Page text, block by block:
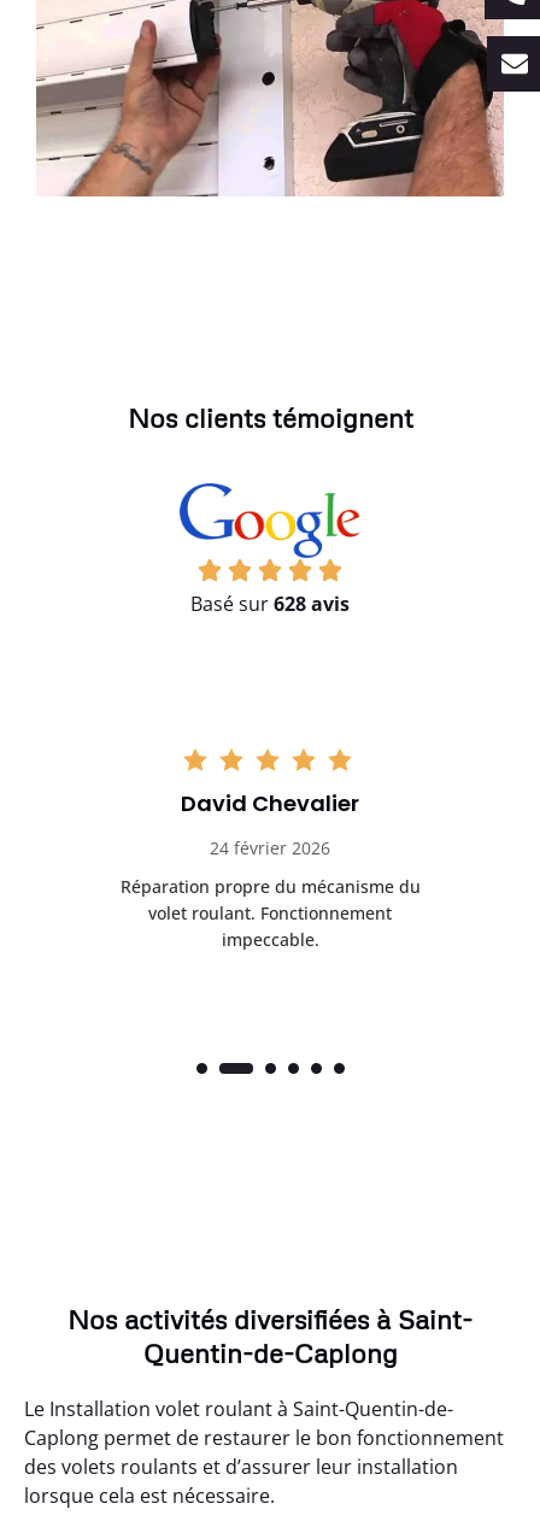
Nos clients témoignent
Basé sur628 avis
David Chevalier
24 février 2026
Réparation propre du mécanisme du
volet roulant. Fonctionnement
impeccable.
Nos activités diversifiées à Saint-
Quentin-de-Caplong
Le Installation volet roulant à Saint-Quentin-de-
Caplong permet de restaurer le bon fonctionnement
des volets roulants et d’assurer leur installation
lorsque cela est nécessaire.